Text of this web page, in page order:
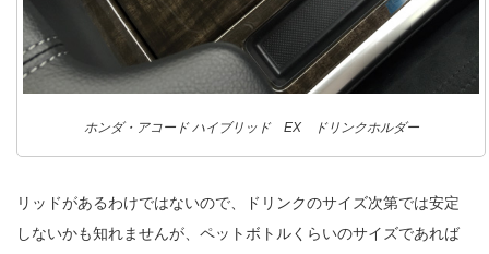
ホンダ・アコード ハイブリッド EX ドリンクホルダー
リッドがあるわけではないので、ドリンクのサイズ次第では安定
しないかも知れませんが、ペットボトルくらいのサイズであれば